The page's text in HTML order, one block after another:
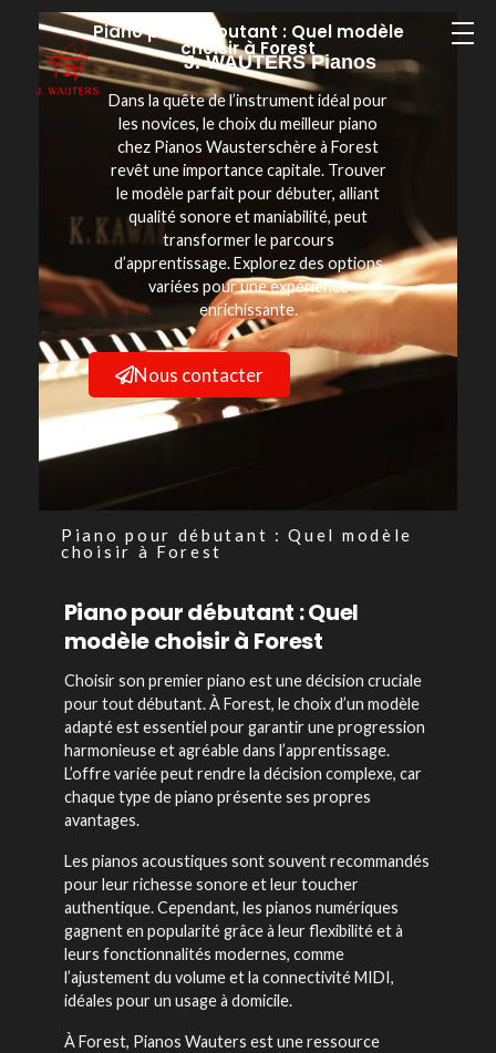
J. WAUTERS Pianos
Piano pour débutant : Quel modèle
choisir à Forest
Dans la quête de l’instrument idéal pour
les novices, le choix du meilleur piano
chez Pianos Wausterschère à Forest
revêt une importance capitale. Trouver
le modèle parfait pour débuter, alliant
qualité sonore et maniabilité, peut
transformer le parcours
d’apprentissage. Explorez des options
variées pour une expérience
enrichissante.
Nous contacter
Piano pour débutant : Quel modèle
choisir à Forest
Piano pour débutant : Quel
modèle choisir à Forest
Choisir son premier piano est une décision cruciale
pour tout débutant. À Forest, le choix d’un modèle
adapté est essentiel pour garantir une progression
harmonieuse et agréable dans l’apprentissage.
L’offre variée peut rendre la décision complexe, car
chaque type de piano présente ses propres
avantages.
Les pianos acoustiques sont souvent recommandés
pour leur richesse sonore et leur toucher
authentique. Cependant, les pianos numériques
gagnent en popularité grâce à leur flexibilité et à
leurs fonctionnalités modernes, comme
l’ajustement du volume et la connectivité MIDI,
idéales pour un usage à domicile.
À Forest, Pianos Wauters est une ressource